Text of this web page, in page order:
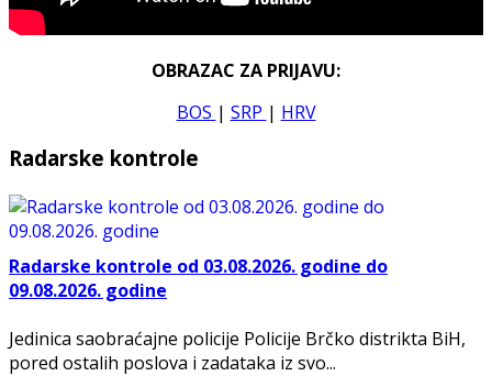
OBRAZAC ZA PRIJAVU:
BOS | SRP | HRV
Radarske kontrole
Radarske kontrole od 03.08.2026. godine do
09.08.2026. godine
Jedinica saobraćajne policije Policije Brčko distrikta BiH,
pored ostalih poslova i zadataka iz svo...